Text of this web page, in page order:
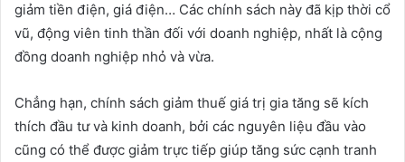
giảm tiền điện, giá điện… Các chính sách này đã kịp thời cổ
vũ, động viên tinh thần đối với doanh nghiệp, nhất là cộng
đồng doanh nghiệp nhỏ và vừa.
Chẳng hạn, chính sách giảm thuế giá trị gia tăng sẽ kích
thích đầu tư và kinh doanh, bởi các nguyên liệu đầu vào
cũng có thể được giảm trực tiếp giúp tăng sức cạnh tranh